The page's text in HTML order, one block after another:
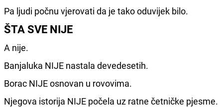
Pa ljudi počnu vjerovati da je tako oduvijek bilo.
ŠTA SVE NIJE
A nije.
Banjaluka NIJE nastala devedesetih.
Borac NIJE osnovan u rovovima.
Njegova istorija NIJE počela uz ratne četničke pjesme.